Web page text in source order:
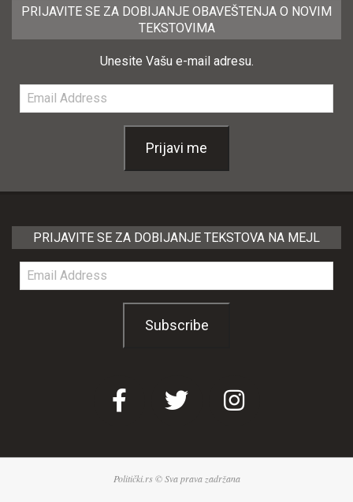
PRIJAVITE SE ZA DOBIJANJE OBAVEŠTENJA O NOVIM
TEKSTOVIMA
Unesite Vašu e-mail adresu.
Email
Address
Prijavi me
PRIJAVITE SE ZA DOBIJANJE TEKSTOVA NA MEJL
Email
Address
Subscribe
Politički.rs © Sva prava zadržana